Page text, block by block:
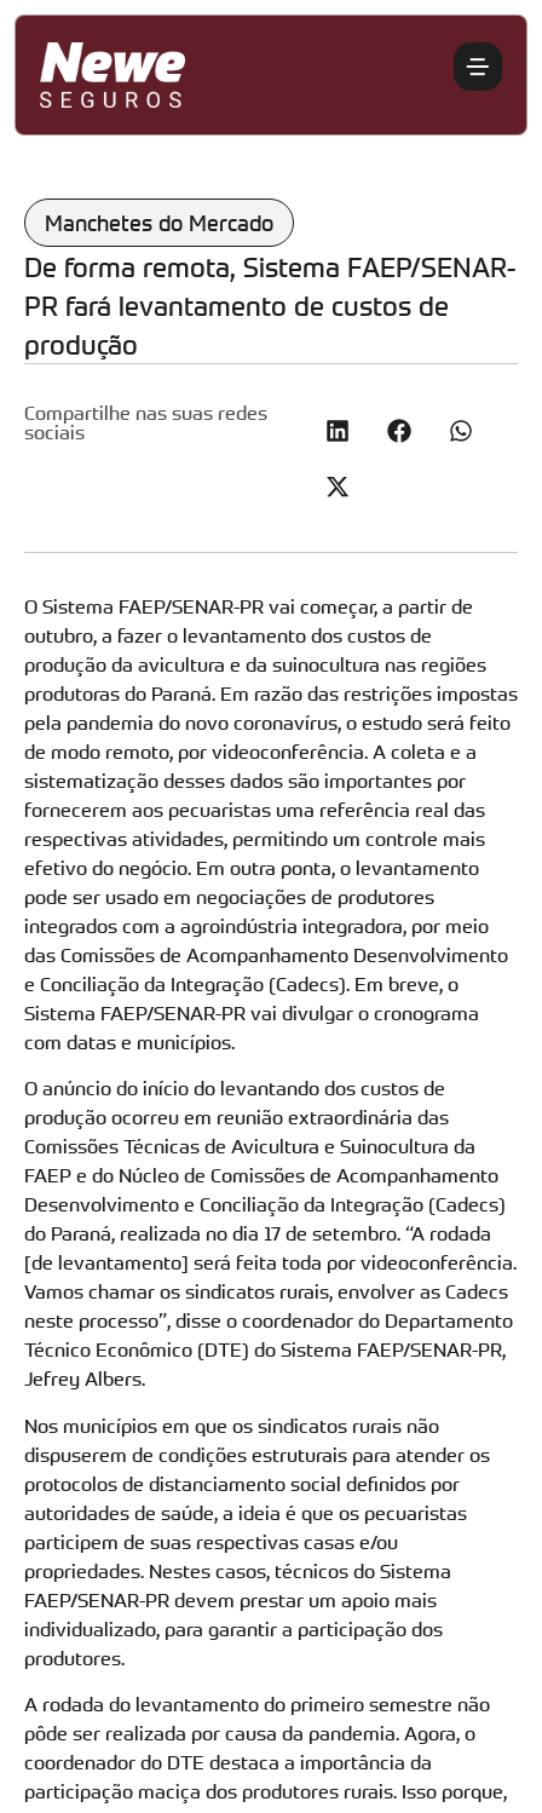
Manchetes do Mercado
De forma remota, Sistema FAEP/SENAR-
PR fará levantamento de custos de
produção
Compartilhe nas suas redes
sociais
O Sistema FAEP/SENAR-PR vai começar, a partir de
outubro, a fazer o levantamento dos custos de
produção da avicultura e da suinocultura nas regiões
produtoras do Paraná. Em razão das restrições impostas
pela pandemia do novo coronavírus, o estudo será feito
de modo remoto, por videoconferência. A coleta e a
sistematização desses dados são importantes por
fornecerem aos pecuaristas uma referência real das
respectivas atividades, permitindo um controle mais
efetivo do negócio. Em outra ponta, o levantamento
pode ser usado em negociações de produtores
integrados com a agroindústria integradora, por meio
das Comissões de Acompanhamento Desenvolvimento
e Conciliação da Integração (Cadecs). Em breve, o
Sistema FAEP/SENAR-PR vai divulgar o cronograma
com datas e municípios.
O anúncio do início do levantando dos custos de
produção ocorreu em reunião extraordinária das
Comissões Técnicas de Avicultura e Suinocultura da
FAEP e do Núcleo de Comissões de Acompanhamento
Desenvolvimento e Conciliação da Integração (Cadecs)
do Paraná, realizada no dia 17 de setembro. “A rodada
[de levantamento] será feita toda por videoconferência.
Vamos chamar os sindicatos rurais, envolver as Cadecs
neste processo”, disse o coordenador do Departamento
Técnico Econômico (DTE) do Sistema FAEP/SENAR-PR,
Jefrey Albers.
Nos municípios em que os sindicatos rurais não
dispuserem de condições estruturais para atender os
protocolos de distanciamento social definidos por
autoridades de saúde, a ideia é que os pecuaristas
participem de suas respectivas casas e/ou
propriedades. Nestes casos, técnicos do Sistema
FAEP/SENAR-PR devem prestar um apoio mais
individualizado, para garantir a participação dos
produtores.
A rodada do levantamento do primeiro semestre não
pôde ser realizada por causa da pandemia. Agora, o
coordenador do DTE destaca a importância da
participação maciça dos produtores rurais. Isso porque,